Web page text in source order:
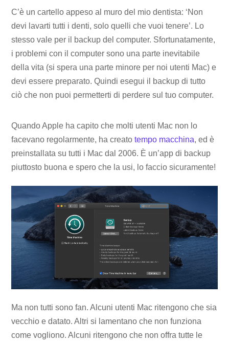
C’è un cartello appeso al muro del mio dentista: ‘Non
devi lavarti tutti i denti, solo quelli che vuoi tenere’. Lo
stesso vale per il backup del computer. Sfortunatamente,
i problemi con il computer sono una parte inevitabile
della vita (si spera una parte minore per noi utenti Mac) e
devi essere preparato. Quindi esegui il backup di tutto
ciò che non puoi permetterti di perdere sul tuo computer.
Quando Apple ha capito che molti utenti Mac non lo
facevano regolarmente, ha creatotempo macchina, ed è
preinstallata su tutti i Mac dal 2006. È un’app di backup
piuttosto buona e spero che la usi, lo faccio sicuramente!
Ma non tutti sono fan. Alcuni utenti Mac ritengono che sia
vecchio e datato. Altri si lamentano che non funziona
come vogliono. Alcuni ritengono che non offra tutte le